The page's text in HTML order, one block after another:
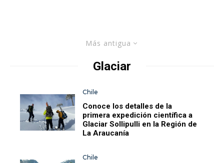
Más antigua
Glaciar
Chile
Conoce los detalles de la
primera expedición científica a
Glaciar Sollipulli en la Región de
La Araucanía
Chile